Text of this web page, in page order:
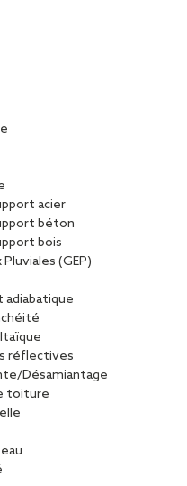
acier
béton
bois
(GEP)
adiabatique
réflectives
Désamiantage
toiture
de
BCM